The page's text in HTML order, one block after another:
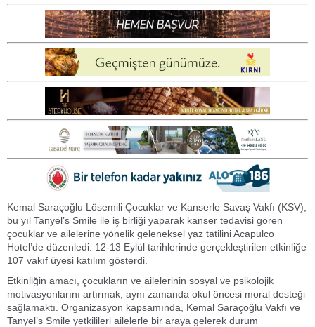
Kemal Saraçoğlu Lösemili Çocuklar ve Kanserle Savaş Vakfı (KSV),
bu yıl Tanyel’s Smile ile iş birliği yaparak kanser tedavisi gören
çocuklar ve ailelerine yönelik geleneksel yaz tatilini Acapulco
Hotel’de düzenledi. 12-13 Eylül tarihlerinde gerçekleştirilen etkinliğe
107 vakıf üyesi katılım gösterdi.
Etkinliğin amacı, çocukların ve ailelerinin sosyal ve psikolojik
motivasyonlarını artırmak, aynı zamanda okul öncesi moral desteği
sağlamaktı. Organizasyon kapsamında, Kemal Saraçoğlu Vakfı ve
Tanyel’s Smile yetkilileri ailelerle bir araya gelerek durum